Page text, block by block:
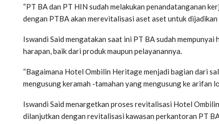
“PT BA dan PT HIN sudah melakukan penandatanganan
dengan PTBA akan merevitalisasi aset aset untuk dijadikan
Iswandi Said mengatakan saat ini PT BA sudah
harapan, baik dari produk maupun pelayanannya.
“Bagaimana Hotel Ombilin Heritage menjadi bagian dari
mengusung keramah -tamahan yang mengusung ke
Iswandi Said menargetkan proses revitalisasi Hotel
dilanjutkan dengan revitalisasi kawasan perkantoran PT